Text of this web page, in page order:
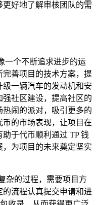
好地了解审核团队的需
一个不断追求进步的运
善项目的技术方案，提
一辆汽车的发动机和安
社区建设，提高社区的
闹的派对，吸引更多的
的市场表现，让项目在
于代币顺利通过 TP 钱
为项目的未来奠定坚实
杂的过程，需要项目方
流程认真提交申请和进